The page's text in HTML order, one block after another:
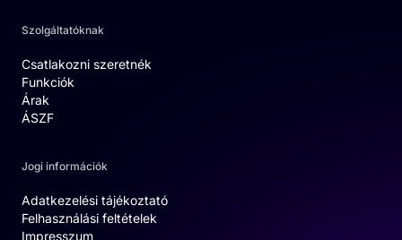
Szolgáltatóknak
Csatlakozni szeretnék
Funkciók
Árak
ÁSZF
Jogi információk
Adatkezelési tájékoztató
Felhasználási feltételek
Impresszum